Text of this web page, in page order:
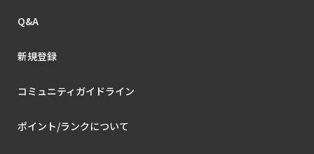
Q&A
新規登録
コミュニティガイドライン
ポイント/ランクについて